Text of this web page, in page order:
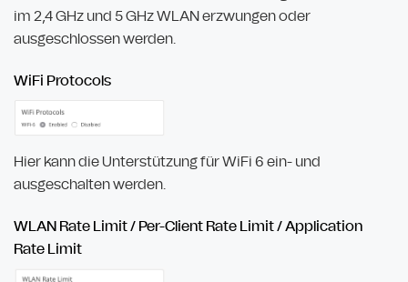
im 2,4 GHz und 5 GHz WLAN erzwungen oder
ausgeschlossen werden.
WiFi Protocols
Hier kann die Unterstützung für WiFi 6 ein- und
ausgeschalten werden.
WLAN Rate Limit / Per-Client Rate Limit / Application
Rate Limit